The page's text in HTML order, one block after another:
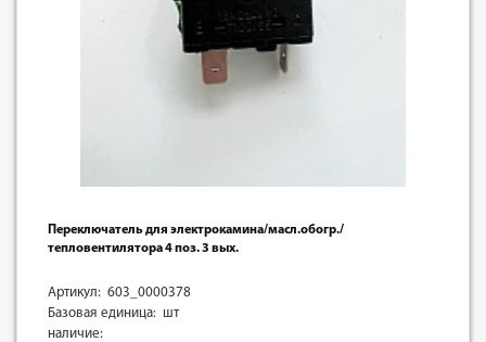
Переключатель для электрокамина/масл.обогр./
тепловентилятора 4 поз. 3 вых.
Артикул: 603_0000378
Базовая единица: шт
наличие: